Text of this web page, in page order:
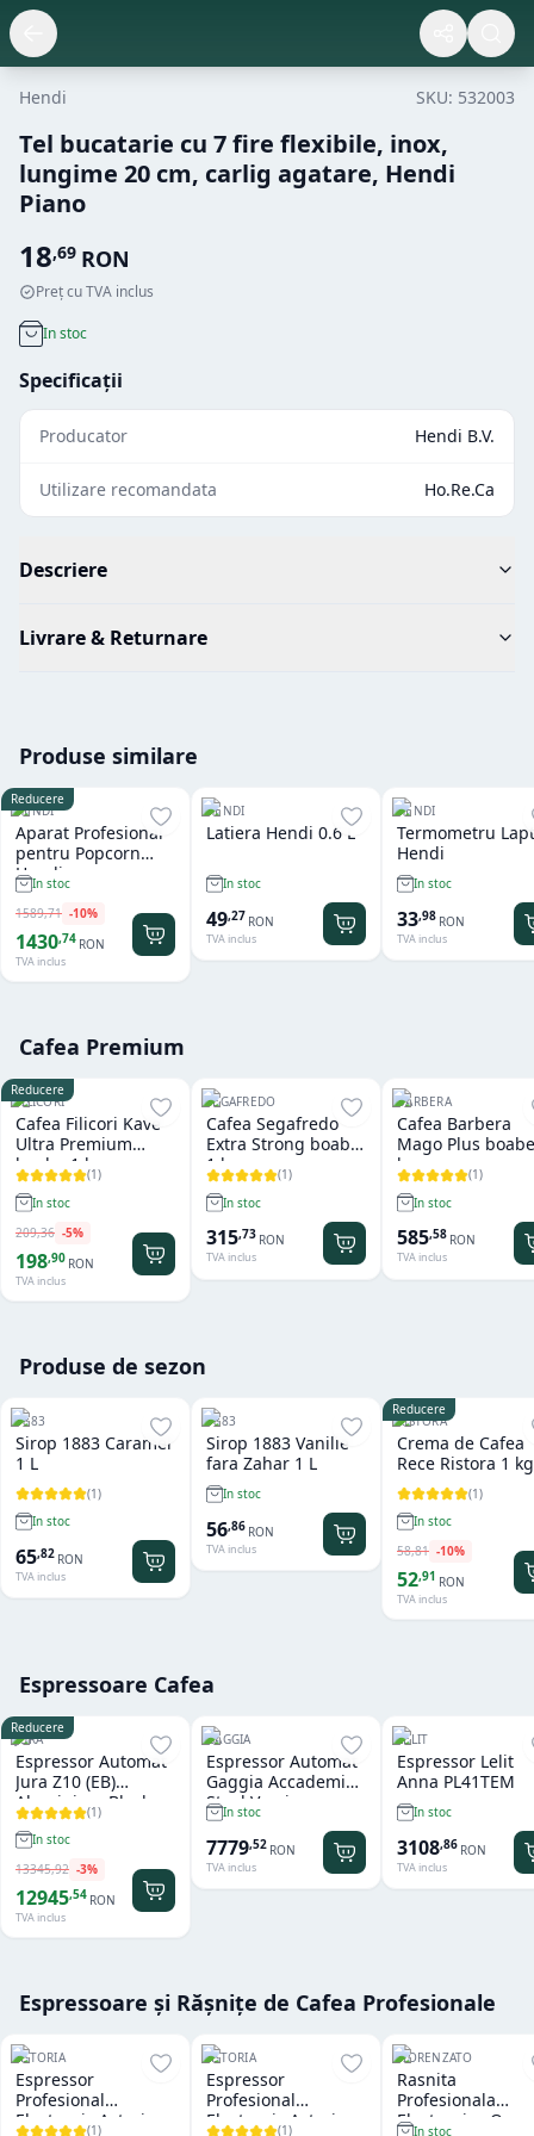
Hendi SKU: 532003
Tel bucatarie cu 7 fire flexibile, inox,
lungime 20 cm, carlig agatare, Hendi
Piano
18,69 RON
Preț cu TVA inclus
In stoc
Specificații
Producator Hendi B.V.
Utilizare recomandata Ho.Re.Ca
Descriere
Livrare & Returnare
Produse similare
Reducere
HENDI
Aparat Profesional
pentru Popcorn
Hendi
In stoc
1589,71 -10%
1430,74 RON
TVA inclus
HENDI
Latiera Hendi 0.6 L
In stoc
49,27 RON
TVA inclus
HENDI
Termometru
Hendi
In stoc
33,98 RON
TVA inclus
Cafea Premium
Reducere
FILICORI
Cafea Filicori Kave
Ultra Premium
boabe 1 kg
(1)
In stoc
209,36 -5%
198,90 RON
TVA inclus
SEGAFREDO
Cafea Segafredo
Extra Strong boabe
1 kg
(1)
In stoc
315,73 RON
TVA inclus
BARBERA
Cafea Barbera
Mago Plus
kg
(1)
In stoc
585,58 RON
TVA inclus
Produse de sezon
1883
Sirop 1883 Caramel
1 L
(1)
In stoc
65,82 RON
TVA inclus
1883
Sirop 1883 Vanilie
fara Zahar 1 L
In stoc
56,86 RON
TVA inclus
Reducere
RISTORA
Crema de Cafea
Rece Ristora 1 kg
(1)
In stoc
58,81 -10%
52,91 RON
TVA inclus
Espressoare Cafea
Reducere
JURA
Espressor Automat
Jura Z10 (EB)
Aluminium Black
(1)
In stoc
13345,92 -3%
12945,54 RON
TVA inclus
GAGGIA
Espressor Automat
Gaggia Accademia
Steel Version
In stoc
7779,52 RON
TVA inclus
LELIT
Espressor Lelit
Anna PL41TEM
In stoc
3108,86 RON
TVA inclus
Espressoare și Rășnițe de Cafea Profesionale
ASTORIA
Espressor
Profesional
Electronic Astoria
(1)
ASTORIA
Espressor
Profesional
Electronic Astoria
(1)
FIORENZATO
Rasnita
Profesionala
Electronica On
In stoc